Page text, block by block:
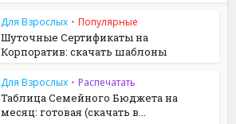
Для Взрослых • Популярные
Шуточные Сертификаты на
Корпоратив: скачать шаблоны
Для Взрослых • Распечатать
Таблица Семейного Бюджета на
месяц: готовая (скачать в...